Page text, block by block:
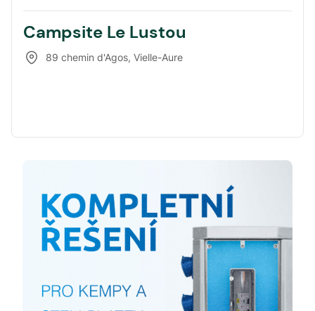
Campsite Le Lustou
89 chemin d'Agos, Vielle-Aure